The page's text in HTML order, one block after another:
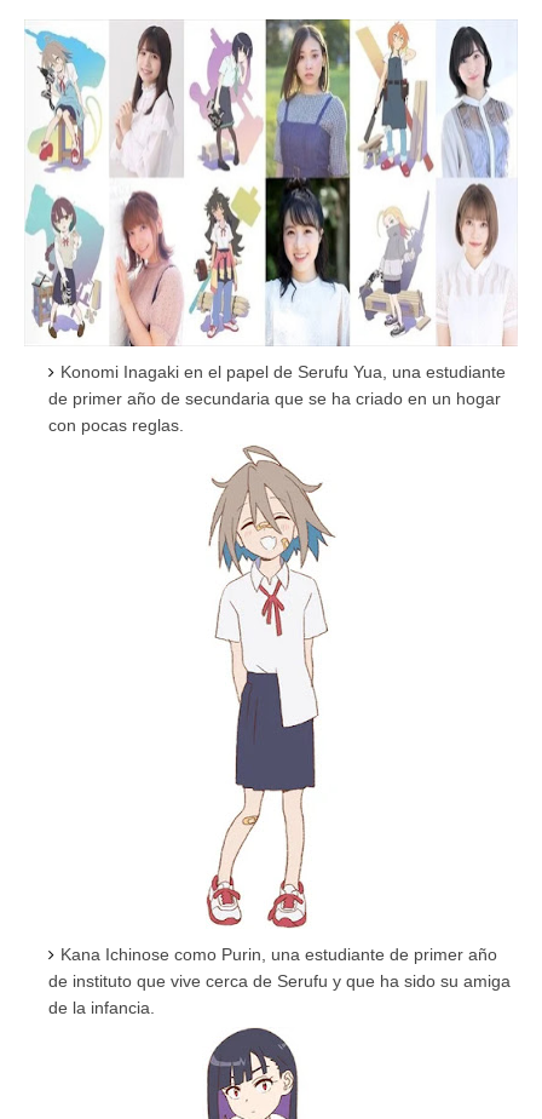
Konomi Inagaki en el papel de Serufu Yua, una estudiante
de primer año de secundaria que se ha criado en un hogar
con pocas reglas.
Kana Ichinose como Purin, una estudiante de primer año
de instituto que vive cerca de Serufu y que ha sido su amiga
de la infancia.